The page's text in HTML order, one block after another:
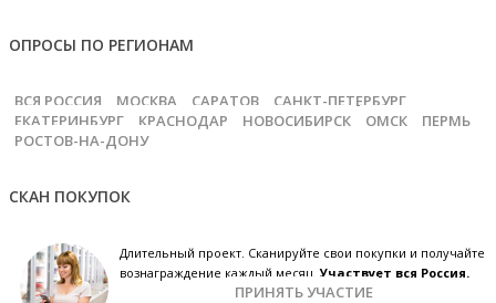
ОПРОСЫ ПО РЕГИОНАМ
ВСЯ РОССИЯ МОСКВА САРАТОВ
САНКТ-ПЕТЕРБУРГ
ЕКАТЕРИНБУРГ
КРАСНОДАР НОВОСИБИРСК ОМСК
ПЕРМЬ
РОСТОВ-НА-ДОНУ
СКАН ПОКУПОК
Длительный проект. Сканируйте свои покупки и получайте
вознаграждение каждый месяц.Участвует вся Россия.
ПРИНЯТЬ УЧАСТИЕ